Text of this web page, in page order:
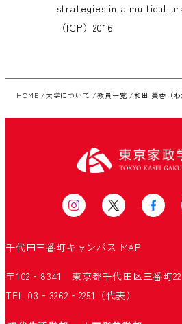
strategies in a
（ICP）2016
HOME 大学について 教員一覧 和田 美香（
千代田三番町キャンパス MAP
〒102‐8341 東京都千代田区三番町22
TEL 03‐3262‐2251（代表）